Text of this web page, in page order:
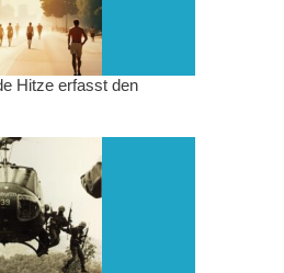
Hitze erfasst den